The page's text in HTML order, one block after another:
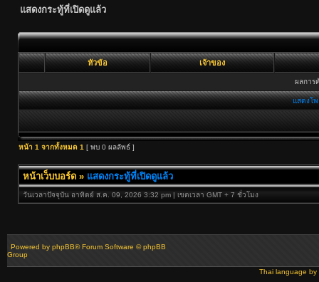
แสดงกระทู้ที่เปิดดูแล้ว
หัวข้อ เจ้าของ
ผลการ
แสดงโ
หน้า 1 จากทั้งหมด 1 [ พบ 0 ผลลัพธ์ ]
หน้าเว็บบอร์ด » แสดงกระทู้ที่เปิดดูแล้ว
วันเวลาปัจจุบัน อาทิตย์ ส.ค. 09, 2026 3:32 pm | เขตเวลา GMT + 7 ชั่วโมง
Powered by phpBB® Forum Software © phpBB
Group
Thai language by